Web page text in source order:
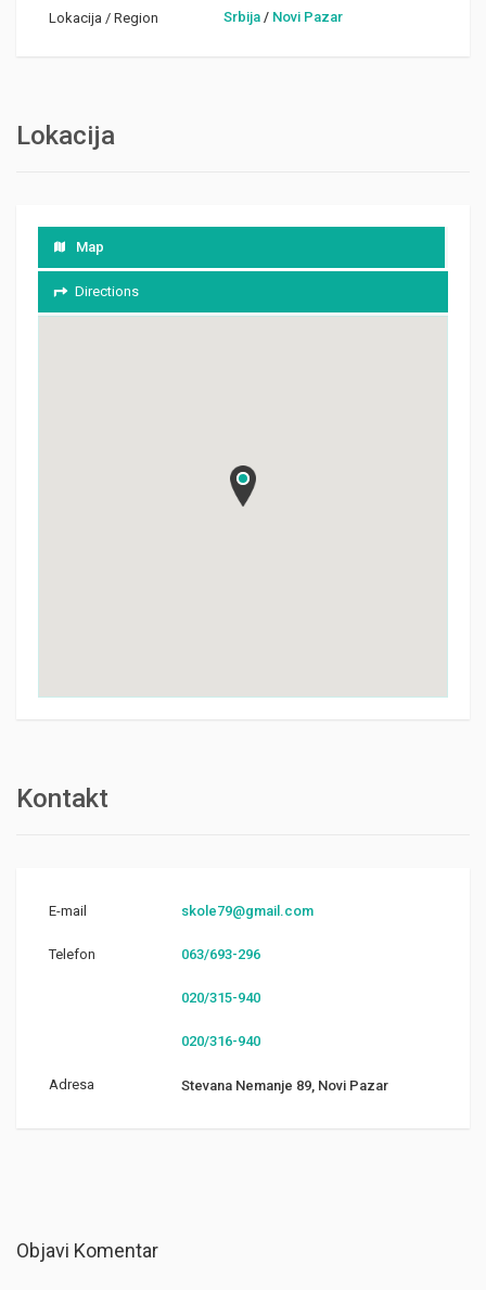
Lokacija / Region Srbija / Novi Pazar
Lokacija
Map
Directions
Kontakt
E-mail skole79@gmail.com
Telefon 063/693-296
020/315-940
020/316-940
Adresa Stevana Nemanje 89, Novi Pazar
Objavi Komentar